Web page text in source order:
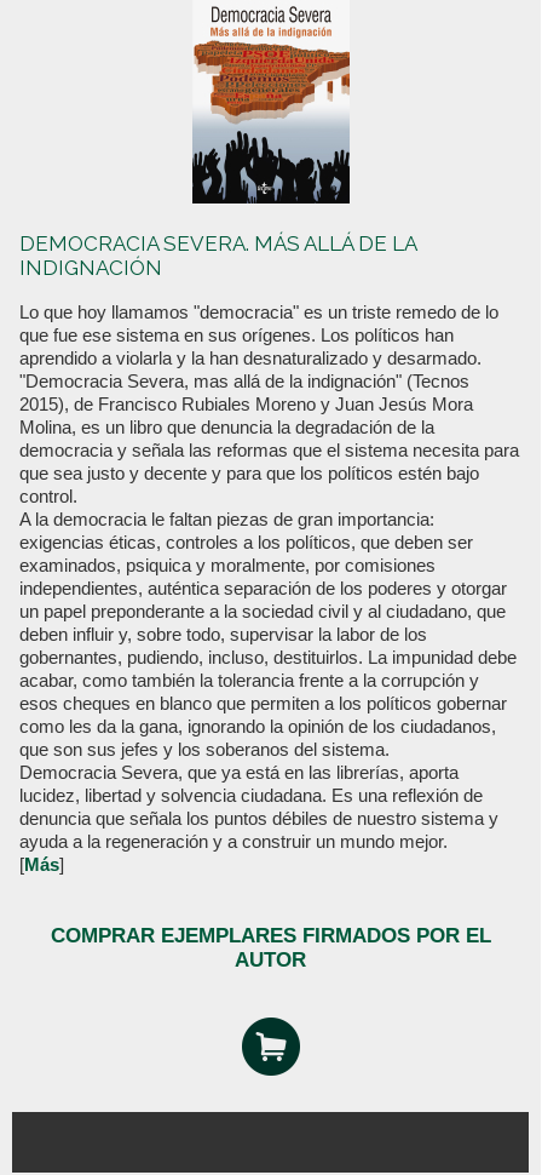
DEMOCRACIA SEVERA. MÁS ALLÁ DE LA
INDIGNACIÓN
Lo que hoy llamamos "democracia" es un triste remedo de lo
que fue ese sistema en sus orígenes. Los políticos han
aprendido a violarla y la han desnaturalizado y desarmado.
"Democracia Severa, mas allá de la indignación" (Tecnos
2015), de Francisco Rubiales Moreno y Juan Jesús Mora
Molina, es un libro que denuncia la degradación de la
democracia y señala las reformas que el sistema necesita para
que sea justo y decente y para que los políticos estén bajo
control.
A la democracia le faltan piezas de gran importancia:
exigencias éticas, controles a los políticos, que deben ser
examinados, psiquica y moralmente, por comisiones
independientes, auténtica separación de los poderes y otorgar
un papel preponderante a la sociedad civil y al ciudadano, que
deben influir y, sobre todo, supervisar la labor de los
gobernantes, pudiendo, incluso, destituirlos. La impunidad debe
acabar, como también la tolerancia frente a la corrupción y
esos cheques en blanco que permiten a los políticos gobernar
como les da la gana, ignorando la opinión de los ciudadanos,
que son sus jefes y los soberanos del sistema.
Democracia Severa, que ya está en las librerías, aporta
lucidez, libertad y solvencia ciudadana. Es una reflexión de
denuncia que señala los puntos débiles de nuestro sistema y
ayuda a la regeneración y a construir un mundo mejor.
[Más]
COMPRAR EJEMPLARES FIRMADOS POR EL
AUTOR